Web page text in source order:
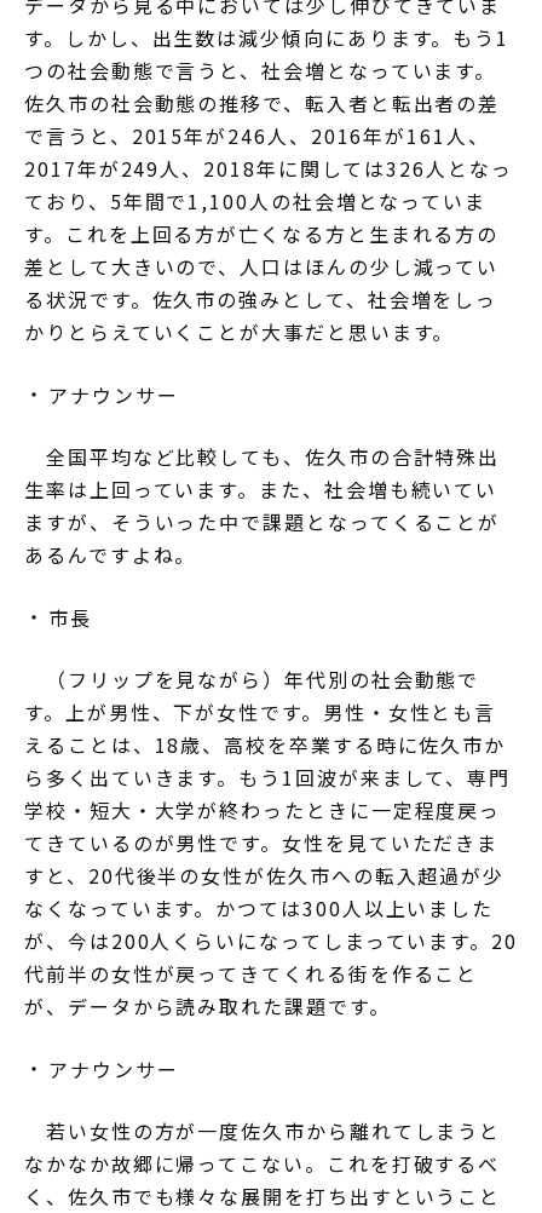
す。しかし、出生数は減少傾向にあります。もう1
つの社会動態で言うと、社会増となっています。
佐久市の社会動態の推移で、転入者と転出者の差
で言うと、2015年が246人、2016年が161人、
2017年が249人、2018年に関しては326人となっ
ており、5年間で1,100人の社会増となっていま
す。これを上回る方が亡くなる方と生まれる方の
差として大きいので、人口はほんの少し減ってい
る状況です。佐久市の強みとして、社会増をしっ
かりとらえていくことが大事だと思います。
アナウンサー
全国平均など比較しても、佐久市の合計特殊出
生率は上回っています。また、社会増も続いてい
ますが、そういった中で課題となってくることが
あるんですよね。
市長
（フリップを見ながら）年代別の社会動態で
す。上が男性、下が女性です。男性・女性とも言
えることは、18歳、高校を卒業する時に佐久市か
ら多く出ていきます。もう1回波が来まして、専門
学校・短大・大学が終わったときに一定程度戻っ
てきているのが男性です。女性を見ていただきま
すと、20代後半の女性が佐久市への転入超過が少
なくなっています。かつては300人以上いました
が、今は200人くらいになってしまっています。20
代前半の女性が戻ってきてくれる街を作ること
が、データから読み取れた課題です。
アナウンサー
若い女性の方が一度佐久市から離れてしまうと
なかなか故郷に帰ってこない。これを打破するべ
く、佐久市でも様々な展開を打ち出すということ